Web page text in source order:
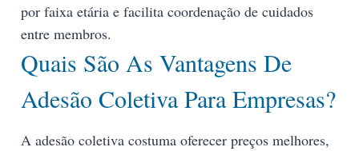
por faixa etária e facilita coordenação de cuidados
entre membros.
Quais São As Vantagens De
Adesão Coletiva Para Empresas?
A adesão coletiva costuma oferecer preços melhores,